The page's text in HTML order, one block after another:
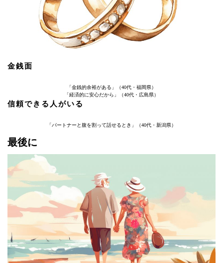
金銭面
「金銭的余裕がある」（40代・福岡県）
「経済的に安心だから」（40代・広島県）
信頼できる人がいる
「パートナーと腹を割って話せるとき」（40代・新潟県）
最後に